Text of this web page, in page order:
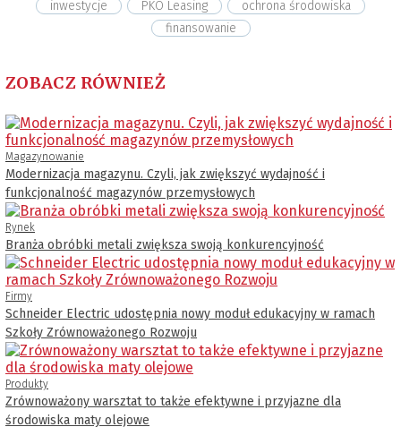
inwestycje PKO Leasing
ochrona środowiska
finansowanie
ZOBACZ RÓWNIEŻ
Magazynowanie
Modernizacja magazynu. Czyli, jak zwiększyć wydajność i
funkcjonalność magazynów przemysłowych
Rynek
Branża obróbki metali zwiększa swoją konkurencyjność
Firmy
Schneider Electric udostępnia nowy moduł edukacyjny w ramach
Szkoły Zrównoważonego Rozwoju
Produkty
Zrównoważony warsztat to także efektywne i przyjazne dla
środowiska maty olejowe